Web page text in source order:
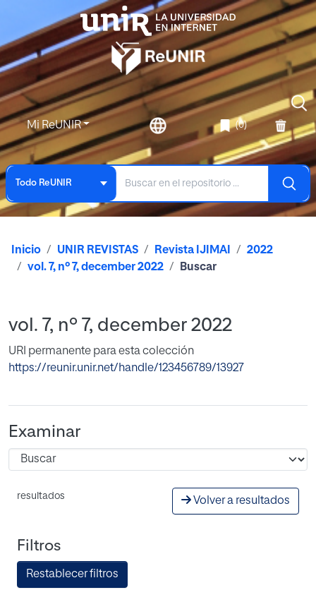
Mi ReUNIR (0)
Todo ReUNIR
Inicio UNIR REVISTAS Revista IJIMAI
2022
vol. 7, nº 7, december 2022
Buscar
vol. 7, nº 7, december 2022
URI permanente para esta colección
https://reunir.unir.net/handle/123456789/13927
Examinar
resultados Volver a resultados
Filtros
Restablecer filtros